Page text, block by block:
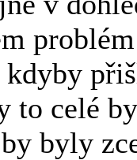
kdyby
to celé
byly